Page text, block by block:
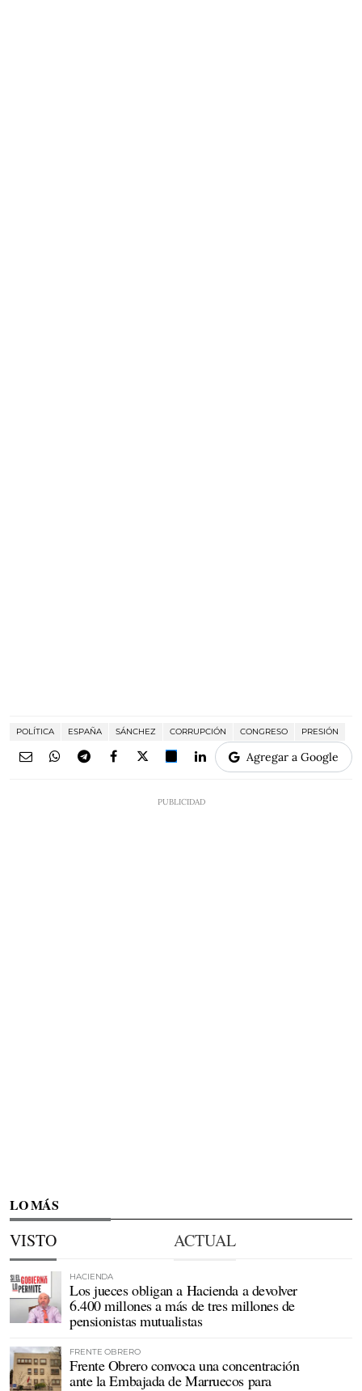
POLÍTICA ESPAÑA SÁNCHEZ CORRUPCIÓN CONGRESO PRESIÓN
Agregar a Google
LO MÁS
VISTO ACTUAL
HACIENDA
Los jueces obligan a Hacienda a devolver
6.400 millones a más de tres millones de
pensionistas mutualistas
FRENTE OBRERO
Frente Obrero convoca una concentración
ante la Embajada de Marruecos para